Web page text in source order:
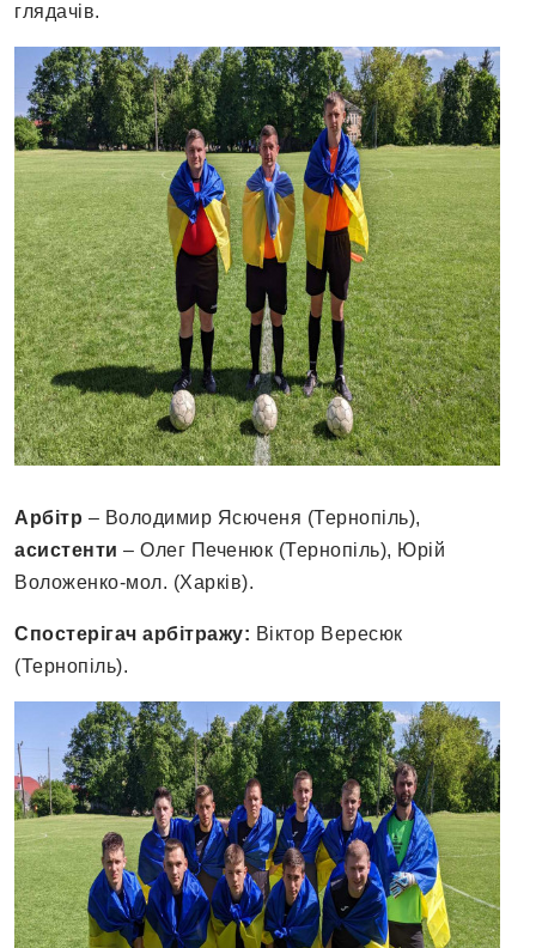
глядачів.
Арбітр – Володимир Ясюченя (Тернопіль),
асистенти – Олег Печенюк (Тернопіль), Юрій
Воложенко-мол. (Харків).
Спостерігач арбітражу: Віктор Вересюк
(Тернопіль).